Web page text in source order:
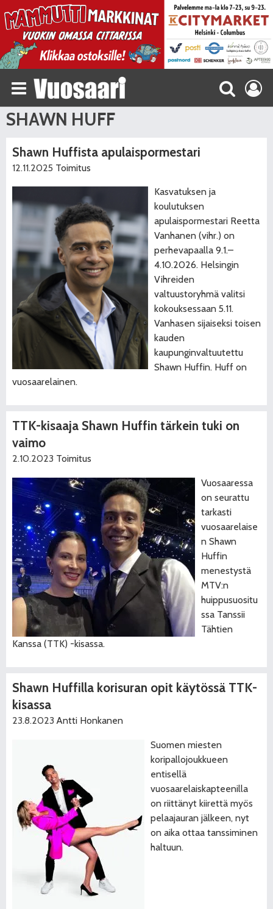
SHAWN HUFF
Shawn Huffista apulaispormestari
12.11.2025 Toimitus
Kasvatuksen ja
koulutuksen
apulaispormestari Reetta
Vanhanen (vihr.) on
perhevapaalla 9.1.–
4.10.2026. Helsingin
Vihreiden
valtuustoryhmä valitsi
kokouksessaan 5.11.
Vanhasen sijaiseksi toisen
kauden
kaupunginvaltuutettu
Shawn Huffin. Huff on
vuosaarelainen.
TTK-kisaaja Shawn Huffin tärkein tuki on
vaimo
2.10.2023 Toimitus
Vuosaaressa
on seurattu
tarkasti
vuosaarelaise
n Shawn
Huffin
menestystä
MTV:n
huippusuositu
ssa Tanssii
Tähtien
Kanssa (TTK) -kisassa.
Shawn Huffilla korisuran opit käytössä TTK-
kisassa
23.8.2023 Antti Honkanen
Suomen miesten
koripallojoukkueen
entisellä
vuosaarelaiskapteenilla
on riittänyt kiirettä myös
pelaajauran jälkeen, nyt
on aika ottaa tanssiminen
haltuun.